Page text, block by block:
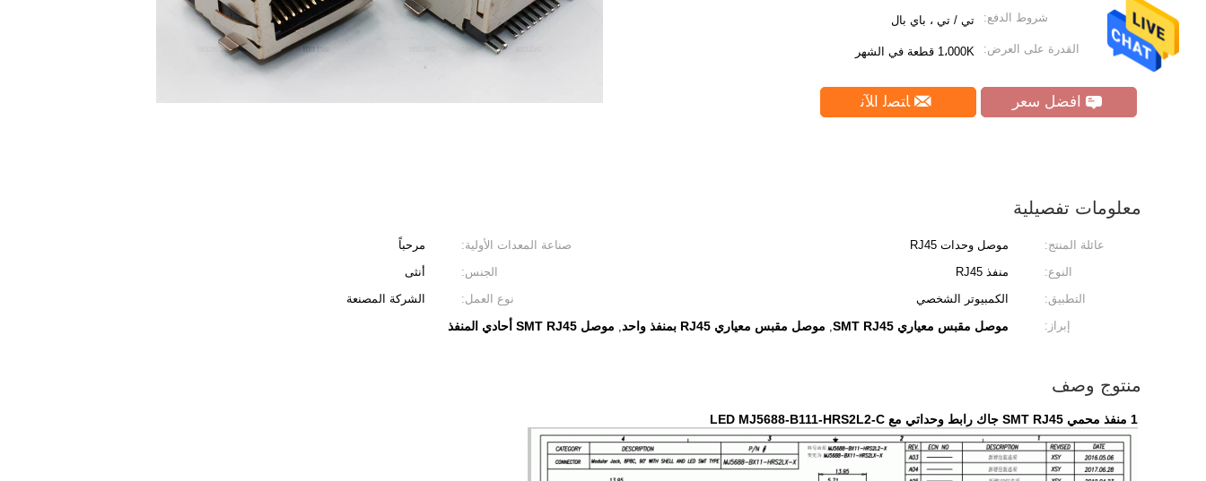
شروط الدفع: تي / تي ، باي بال
القدرة على العرض: 1،000K قطعة في الشهر
افضل سعر ﺎﺘﺼﻟ ﺍﻶﻧ
معلومات تفصيلية
عائلة المنتج: موصل وحدات RJ45 صناعة المعدات الأولية:
مرحباً
النوع:
منفذ RJ45 الجنس:
أنثى
التطبيق:
الكمبيوتر الشخصي نوع العمل:
الشركة المصنعة
إبراز:
موصل مقبس معياري SMT RJ45 , موصل مقبس معياري RJ45 بمنفذ واحد , موصل SMT RJ45 أحادي المنفذ
منتوج وصف
1 منفذ محمي SMT RJ45 جاك رابط وحداتي مع LED MJ5688-B111-HRS2L2-C